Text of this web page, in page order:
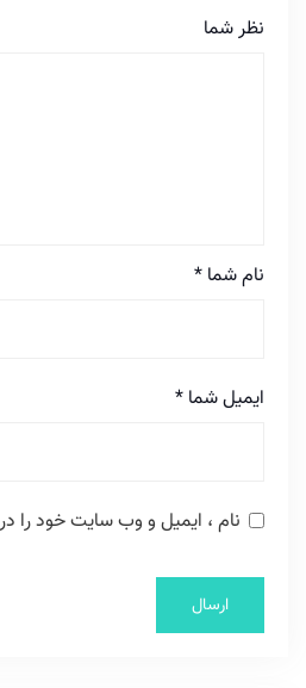
نظر شما
نام شما *
ایمیل شما *
نام ، ایمیل و وب سایت خود را